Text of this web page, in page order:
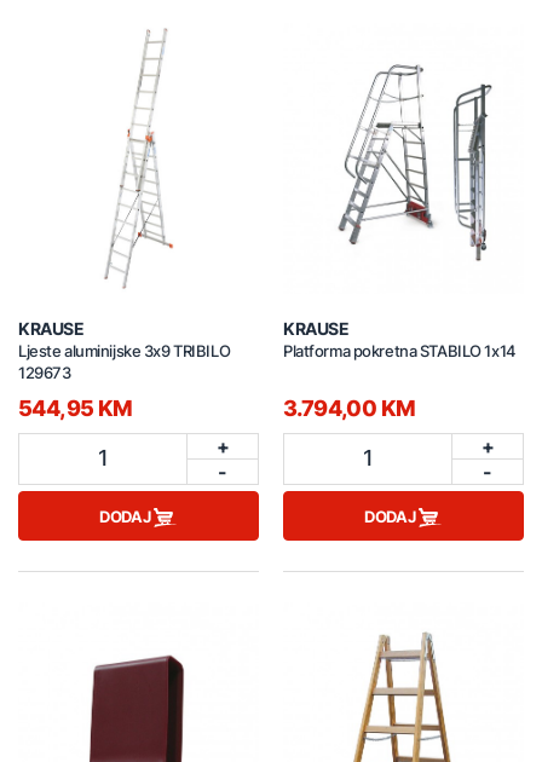
KRAUSE
Ljeste aluminijske 3x9 TRIBILO
129673
544,95 KM
1
+
-
DODAJ
KRAUSE
Platforma pokretna STABILO 1x14
3.794,00 KM
1
+
-
DODAJ